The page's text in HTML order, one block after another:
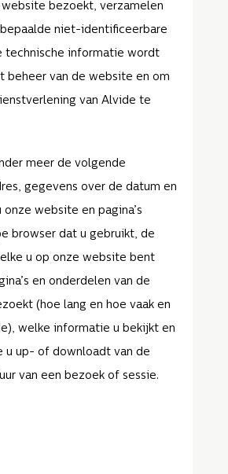
website bezoekt, verzamelen
niet-identificeerbare
technische informatie wordt
beheer van de website en om
van Alvide te
meer de volgende
gegevens over de datum en
website en pagina’s
browser dat u gebruikt, de
u op onze website bent
en onderdelen van de
(hoe lang en hoe vaak en
welke informatie u bekijkt en
u up- of downloadt van de
van een bezoek of sessie.